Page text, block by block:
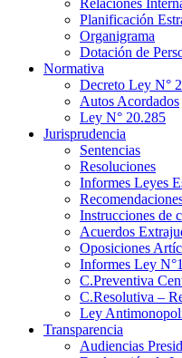
Relaciones
Planificación
Organigrama
Dotación de
Normativa
Decreto Ley N°
Autos Acordados
Ley N° 20.285
Jurisprudencia
Sentencias
Resoluciones
Informes Leyes
Instrucciones de
Acuerdos
Oposiciones
Informes Ley
C.Preventiva
C.Resolutiva –
Ley
Transparencia
Audiencias